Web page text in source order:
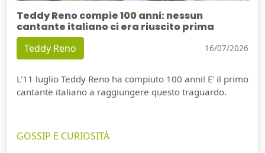
Teddy Reno compie 100 anni: nessun
cantante italiano ci era riuscito prima
Teddy Reno 16/07/2026
L'11 luglio Teddy Reno ha compiuto 100 anni! E' il primo
cantante italiano a raggiungere questo traguardo.
GOSSIP E CURIOSITÀ